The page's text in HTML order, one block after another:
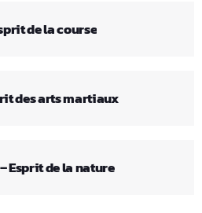
de la course
des arts martiaux
Esprit de la nature